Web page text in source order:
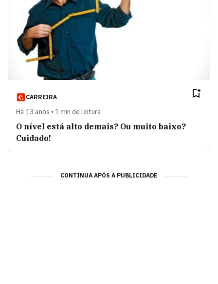
CARREIRA
Há 13 anos • 1 min de leitura
O nível está alto demais? Ou muito baixo?
Cuidado!
CONTINUA APÓS A PUBLICIDADE